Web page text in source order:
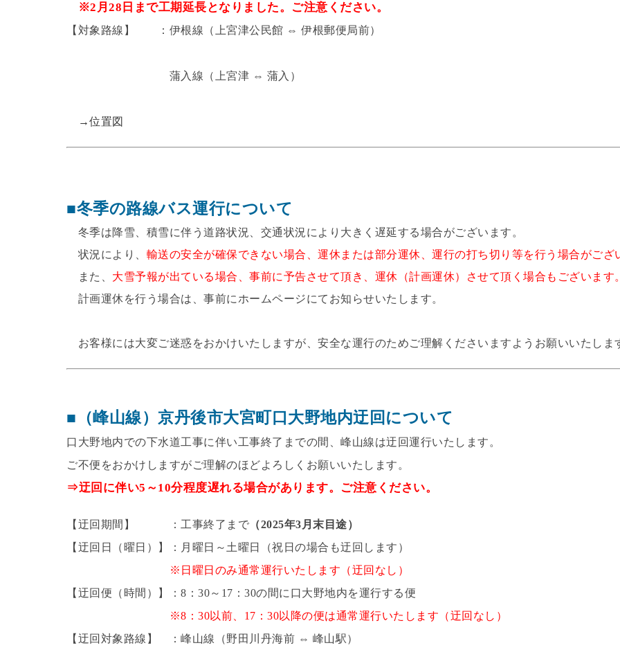
※2月28日まで工期延長となりました。ご注意ください。
【対象路線】 ：伊根線（上宮津公民館 ⇔ 伊根郵便局前）
蒲入線（上宮津 ⇔ 蒲入）
→位置図
■冬季の路線バス運行について
冬季は降雪、積雪に伴う道路状況、交通状況により大きく遅延する場合がございます。
状況により、 輸送の安全が確保できない場合、運休または部分運休、運行の打ち切り等を行う場合がござ
また、 大雪予報が出ている場合、事前に予告させて頂き、運休（計画運休）させて頂く場合もございます。
計画運休を行う場合は、事前にホームページにてお知らせいたします。
お客様には大変ご迷惑をおかけいたしますが、安全な運行のためご理解くださいますようお願いいたしま
■（峰山線）京丹後市大宮町口大野地内迂回について
口大野地内での下水道工事に伴い工事終了までの間、峰山線は迂回運行いたします。
ご不便をおかけしますがご理解のほどよろしくお願いいたします。
⇒迂回に伴い5～10分程度遅れる場合があります。ご注意ください。
【迂回期間】 ：工事終了まで （2025年3月末目途）
【迂回日（曜日）】：月曜日～土曜日（祝日の場合も迂回します）
※日曜日のみ通常運行いたします（迂回なし）
【迂回便（時間）】：8：30～17：30の間に口大野地内を運行する便
※8：30以前、17：30以降の便は通常運行いたします（迂回なし）
【迂回対象路線】 ：峰山線（野田川丹海前 ⇔ 峰山駅）